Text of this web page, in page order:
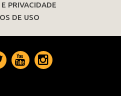
PRIVACIDADE
DE USO